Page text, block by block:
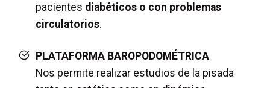
pacientes diabéticos o con problemas
circulatorios.
PLATAFORMA BAROPODOMÉTRICA
Nos permite realizar estudios de la pisada